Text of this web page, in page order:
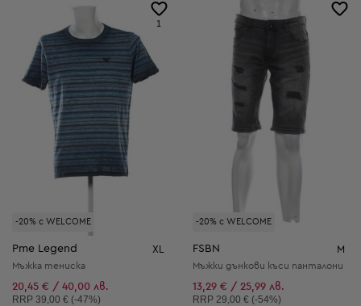
-20% с WELCOME
1
Pme Legend XL
Мъжка тениска
20,45 € / 40,00 лв.
Препоръчителна цена:
RRP 39,00 € (-47%)
-20% с WELCOME
FSBN M
Мъжки дънкови къси панталони
13,29 € / 25,99 лв.
Препоръчителна цена:
RRP 29,00 € (-54%)